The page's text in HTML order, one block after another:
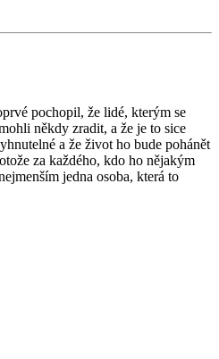
pochopil, že lidé, kterým se
někdy zradit, a že je to sice
a že život ho bude pohánět
za každého, kdo ho nějakým
jedna osoba, která to